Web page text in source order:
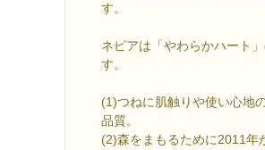
す。
ネピアは「やわらかハート
す。
(1)つねに肌触りや使い心地
品質。
(2)森をまもるために2011年